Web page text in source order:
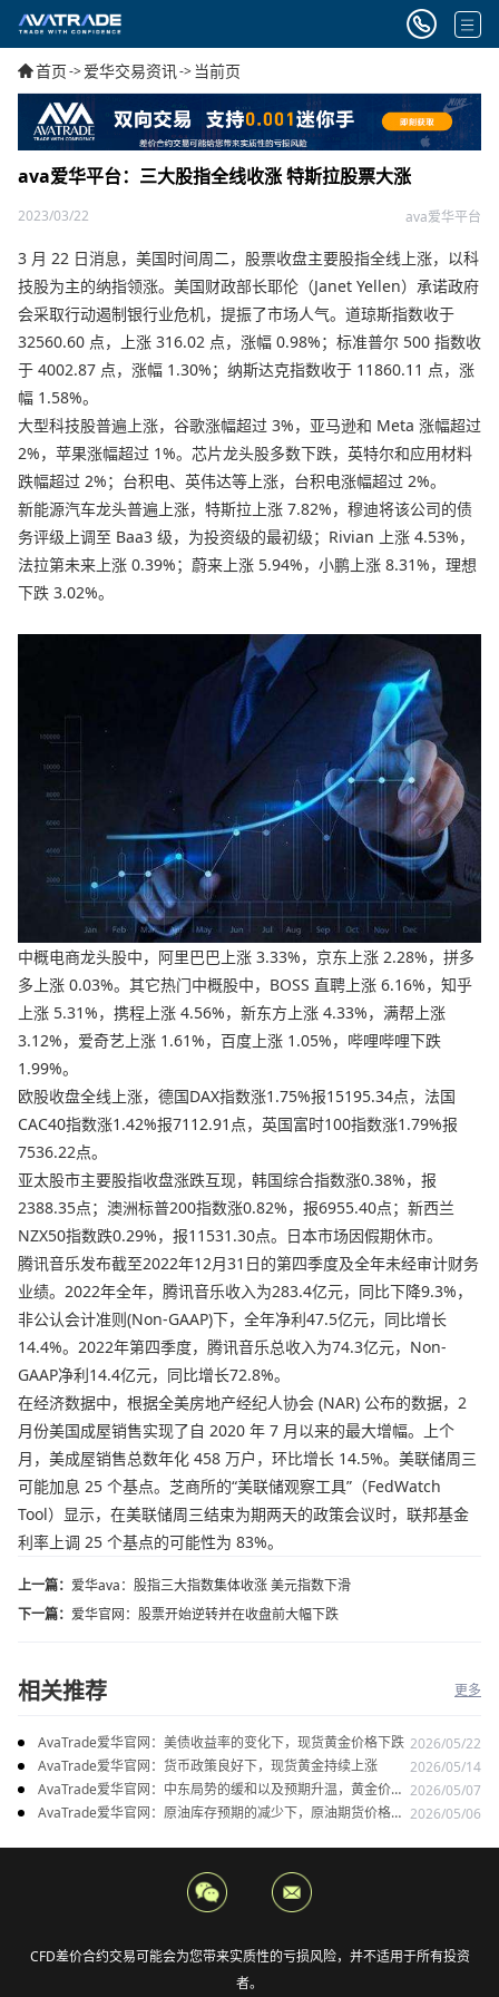
首页->爱华交易资讯-> 当前页
ava爱华平台：三大股指全线收涨 特斯拉股票大涨
2023/03/22 ava爱华平台
3 月 22 日消息，美国时间周二，股票收盘主要股指全线上涨，以科
技股为主的纳指领涨。美国财政部长耶伦（Janet Yellen）承诺政府
会采取行动遏制银行业危机，提振了市场人气。道琼斯指数收于
32560.60 点，上涨 316.02 点，涨幅 0.98%；标准普尔 500 指数收
于 4002.87 点，涨幅 1.30%；纳斯达克指数收于 11860.11 点，涨
幅 1.58%。
大型科技股普遍上涨，谷歌涨幅超过 3%，亚马逊和 Meta 涨幅超过
2%，苹果涨幅超过 1%。芯片龙头股多数下跌，英特尔和应用材料
跌幅超过 2%；台积电、英伟达等上涨，台积电涨幅超过 2%。
新能源汽车龙头普遍上涨，特斯拉上涨 7.82%，穆迪将该公司的债
务评级上调至 Baa3 级，为投资级的最初级；Rivian 上涨 4.53%，
法拉第未来上涨 0.39%；蔚来上涨 5.94%，小鹏上涨 8.31%，理想
下跌 3.02%。
中概电商龙头股中，阿里巴巴上涨 3.33%，京东上涨 2.28%，拼多
多上涨 0.03%。其它热门中概股中，BOSS 直聘上涨 6.16%，知乎
上涨 5.31%，携程上涨 4.56%，新东方上涨 4.33%，满帮上涨
3.12%，爱奇艺上涨 1.61%，百度上涨 1.05%，哔哩哔哩下跌
1.99%。
欧股收盘全线上涨，德国DAX指数涨1.75%报15195.34点，法国
CAC40指数涨1.42%报7112.91点，英国富时100指数涨1.79%报
7536.22点。
亚太股市主要股指收盘涨跌互现，韩国综合指数涨0.38%，报
2388.35点；澳洲标普200指数涨0.82%，报6955.40点；新西兰
NZX50指数跌0.29%，报11531.30点。日本市场因假期休市。
腾讯音乐发布截至2022年12月31日的第四季度及全年未经审计财务
业绩。2022年全年，腾讯音乐收入为283.4亿元，同比下降9.3%，
非公认会计准则(Non-GAAP)下，全年净利47.5亿元，同比增长
14.4%。2022年第四季度，腾讯音乐总收入为74.3亿元，Non-
GAAP净利14.4亿元，同比增长72.8%。
在经济数据中，根据全美房地产经纪人协会 (NAR) 公布的数据，2
月份美国成屋销售实现了自 2020 年 7 月以来的最大增幅。上个
月，美成屋销售总数年化 458 万户，环比增长 14.5%。美联储周三
可能加息 25 个基点。芝商所的“美联储观察工具”（FedWatch
Tool）显示，在美联储周三结束为期两天的政策会议时，联邦基金
利率上调 25 个基点的可能性为 83%。
上一篇： 爱华ava：股指三大指数集体收涨 美元指数下滑
下一篇： 爱华官网：股票开始逆转并在收盘前大幅下跌
相关推荐 更多
AvaTrade爱华官网：美债收益率的变化下，现货黄金价格下跌 2026/05/22
AvaTrade爱华官网：货币政策良好下，现货黄金持续上涨
2026/05/14
AvaTrade爱华官网：中东局势的缓和以及预期升温，黄金价格
上涨
2026/05/07
AvaTrade爱华官网：原油库存预期的减少下，原油期货价格下 2026/05/06
CFD差价合约交易可能会为您带来实质性的亏损风险，并不适用于所有投资
者。